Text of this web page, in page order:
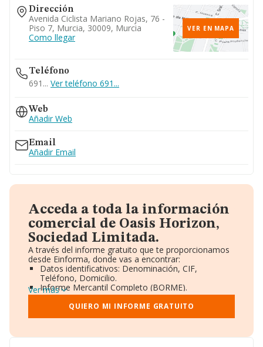
Dirección
Avenida Ciclista Mariano Rojas, 76 -
Piso 7, Murcia, 30009, Murcia
Como llegar
VER EN MAPA
Teléfono
691... Ver teléfono 691...
Web
Añadir Web
Email
Añadir Email
Acceda a toda la información
comercial de Oasis Horizon,
Sociedad Limitada.
A través del informe gratuito que te proporcionamos
desde Einforma, donde vas a encontrar:
Datos identificativos: Denominación, CIF,
Teléfono, Domicilio.
Informe Mercantil Completo (BORME).
Gráficos de Evolución Ventas y Empleados.
Consejo de Administración y Administradores.
Directivos y Ejecutivos.
Ver más
QUIERO MI INFORME GRATUITO